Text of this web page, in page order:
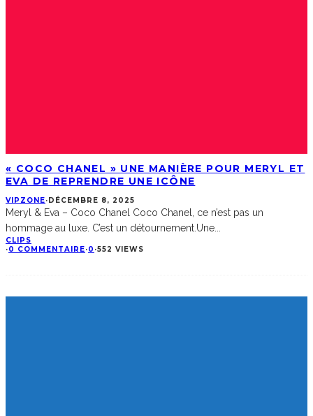
« COCO CHANEL » UNE MANIÈRE POUR MERYL ET
EVA DE REPRENDRE UNE ICÔNE
VIPZONE·DÉCEMBRE 8, 2025
Meryl & Eva – Coco Chanel Coco Chanel, ce n’est pas un
hommage au luxe. C’est un détournement.Une
CLIPS
·0 COMMENTAIRE·0 ·552 VIEWS